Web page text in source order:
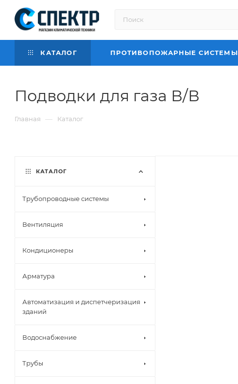
КАТАЛОГ ПРОТИВОПОЖАРНЫЕ СИСТЕМЫ
Подводки для газа В/В
Главная — Каталог
КАТАЛОГ
Трубопроводные системы
Вентиляция
Кондиционеры
Арматура
Автоматизация и диспетчеризация
зданий
Водоснабжение
Трубы